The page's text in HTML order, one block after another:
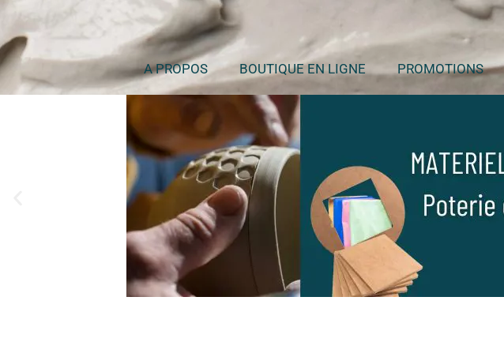
A PROPOS BOUTIQUE EN LIGNE PROMOTIONS